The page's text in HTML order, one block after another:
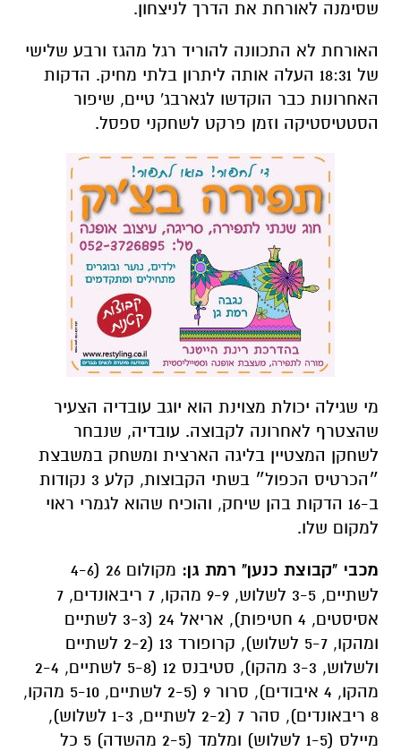
שסימנה לאורחת את הדרך לניצחון.
האורחת לא התכוונה להוריד רגל מהגז ורבע שלישי
של 18:31 העלה אותה ליתרון בלתי מחיק. הדקות
האחרונות כבר הוקדשו לגארבג' טיים, שיפור
הסטטיסטיקה וזמן פרקט לשחקני ספסל.
מי שגילה יכולת מצוינת הוא יוגב עובדיה הצעיר
שהצטרף לאחרונה לקבוצה. עובדיה, שנבחר
לשחקן המצטיין בליגה הארצית ומשחק במשבצת
״הכרטיס הכפול״ בשתי הקבוצות, קלע 3 נקודות
ב-16 הדקות בהן שיחק, והוכיח שהוא לגמרי ראוי
למקום שלו.
מכבי "קבוצת כנען" רמת גן:
מקולום 26 (4-6
לשתיים, 3-5 לשלוש, 9-9 מהקו, 7 ריבאונדים, 7
אסיסטים, 4 חטיפות), אריאל 24 (3-3 לשתיים
ומהקו, 5-7 לשלוש), קרופורד 13 (2-2 לשתיים
ולשלוש, 3-3 מהקו), סטיבנס 12 (5-8 לשתיים, 2-4
מהקו, 4 איבודים), סרור 9 (2-5 לשתיים, 5-10 מהקו,
8 ריבאונדים), סהר 7 (2-2 לשתיים, 1-3 לשלוש),
מיילס (1-5 לשלוש) ומלמד (2-5 מהשדה) 5 כל